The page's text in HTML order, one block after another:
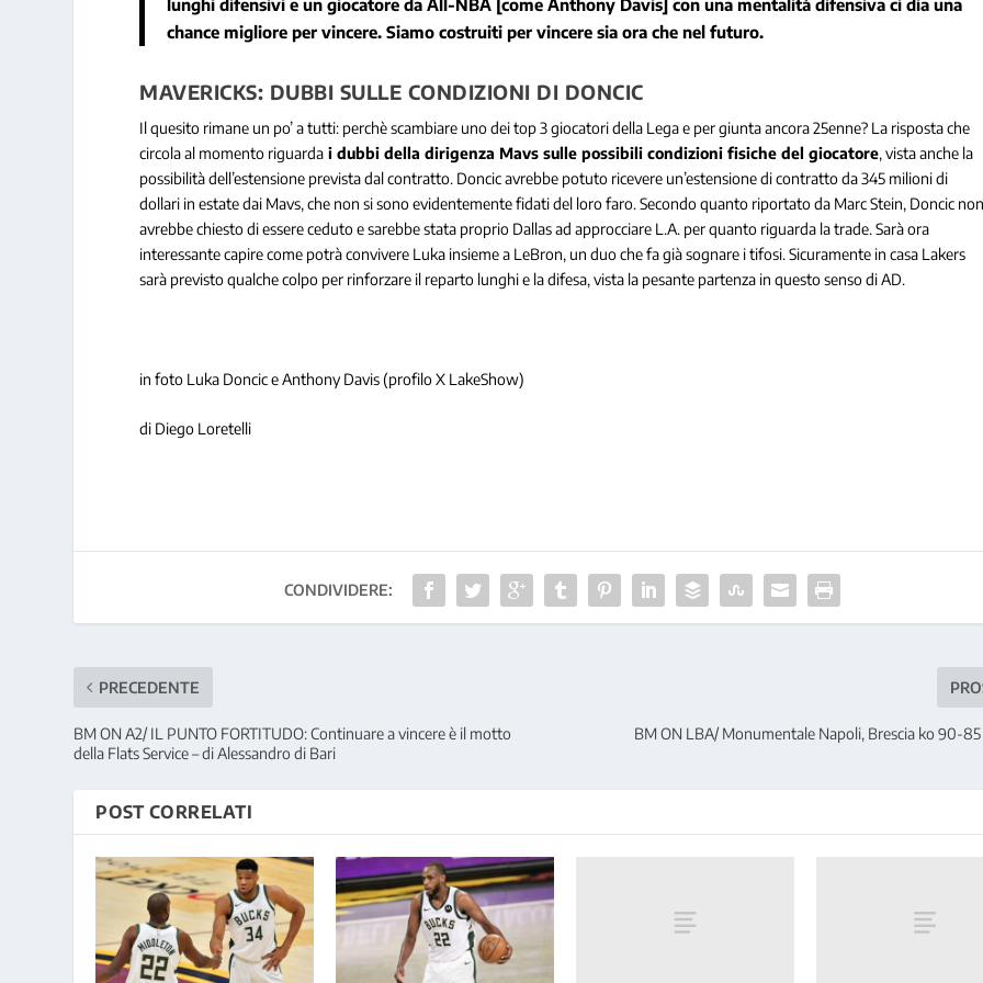
lunghi difensivi e un giocatore da All-NBA [come Anthony Davis] con una mentalità difensiva ci dia una
chance migliore per vincere. Siamo costruiti per vincere sia ora che nel futuro.
MAVERICKS: DUBBI SULLE CONDIZIONI DI DONCIC
Il quesito rimane un po’ a tutti: perchè scambiare uno dei top 3 giocatori della Lega e per giunta ancora 25enne? La risposta che
circola al momento riguarda i dubbi della dirigenza Mavs sulle possibili condizioni fisiche del giocatore, vista anche la
possibilità dell’estensione prevista dal contratto. Doncic avrebbe potuto ricevere un’estensione di contratto da 345 milioni di
dollari in estate dai Mavs, che non si sono evidentemente fidati del loro faro. Secondo quanto riportato da Marc Stein, Doncic
avrebbe chiesto di essere ceduto e sarebbe stata proprio Dallas ad approcciare L.A. per quanto riguarda la trade. Sarà ora
interessante capire come potrà convivere Luka insieme a LeBron, un duo che fa già sognare i tifosi. Sicuramente in casa Lakers
sarà previsto qualche colpo per rinforzare il reparto lunghi e la difesa, vista la pesante partenza in questo senso di AD.
in foto Luka Doncic e Anthony Davis (profilo X LakeShow)
di Diego Loretelli
CONDIVIDERE:
PRECEDENTE
BM ON A2/ IL PUNTO FORTITUDO: Continuare a vincere è il motto
della Flats Service – di Alessandro di Bari
BM ON LBA/ Monumentale Napoli, Brescia ko 90-85
POST CORRELATI